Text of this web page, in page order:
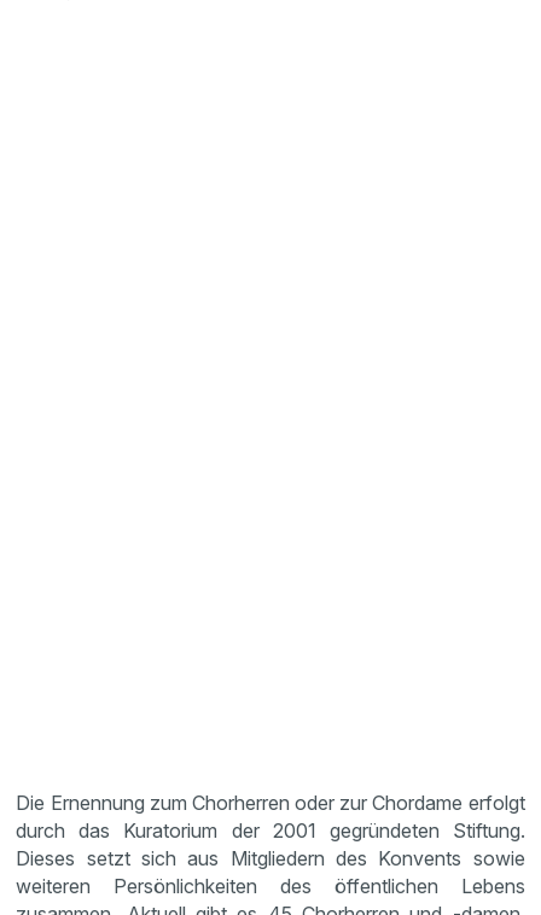
Die Ernennung zum Chorherren oder zur Chordame erfolgt
durch das Kuratorium der 2001 gegründeten Stiftung.
Dieses setzt sich aus Mitgliedern des Konvents sowie
weiteren Persönlichkeiten des öffentlichen Lebens